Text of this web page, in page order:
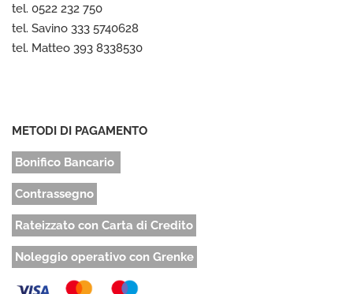
tel. 0522 232 750
tel. Savino 333 5740628
tel. Matteo 393 8338530
METODI DI PAGAMENTO
Bonifico Bancario
Contrassegno
Rateizzato con Carta di Credito
Noleggio operativo con Grenke